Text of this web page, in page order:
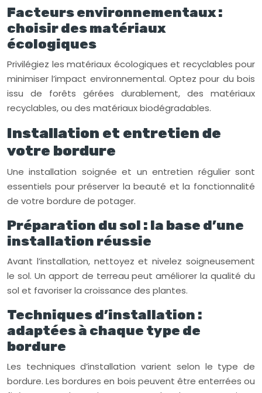
Facteurs environnementaux :
choisir des matériaux
écologiques
Privilégiez les matériaux écologiques et recyclables pour
minimiser l’impact environnemental. Optez pour du bois
issu de forêts gérées durablement, des matériaux
recyclables, ou des matériaux biodégradables.
Installation et entretien de
votre bordure
Une installation soignée et un entretien régulier sont
essentiels pour préserver la beauté et la fonctionnalité
de votre bordure de potager.
Préparation du sol : la base d’une
installation réussie
Avant l’installation, nettoyez et nivelez soigneusement
le sol. Un apport de terreau peut améliorer la qualité du
sol et favoriser la croissance des plantes.
Techniques d’installation :
adaptées à chaque type de
bordure
Les techniques d’installation varient selon le type de
bordure. Les bordures en bois peuvent être enterrées ou